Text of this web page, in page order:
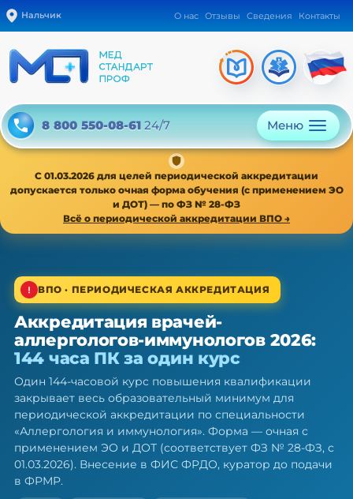
Нальчик О нас Отзывы Сведения Контакты
8 800 550-08-61 24/7 Меню
С 01.03.2026 для целей периодической аккредитации
допускается только очная форма обучения (с применением ЭО
и ДОТ) — по ФЗ № 28-ФЗ
Всё о периодической аккредитации ВПО →
ВПО · периодическая аккредитация · 1 раз в 5 лет
Аккредитация врачей-
аллергологов-иммунологов: 144 ч
ПК за один курс
Один курс закрывает весь минимум портфолио
— по 709н и ФЗ № 28-ФЗ
ВПО · ПЕРИОДИЧЕСКАЯ АККРЕДИТАЦИЯ
Аккредитация врачей-
аллергологов-иммунологов 2026:
144 часа ПК за один курс
Один 144-часовой курс повышения квалификации
закрывает весь образовательный минимум для
периодической аккредитации по специальности
«Аллергология и иммунология». Форма — очная с
применением ЭО и ДОТ (соответствует ФЗ № 28-ФЗ, с
01.03.2026). Внесение в ФИС ФРДО, куратор до подачи
в ФРМР.